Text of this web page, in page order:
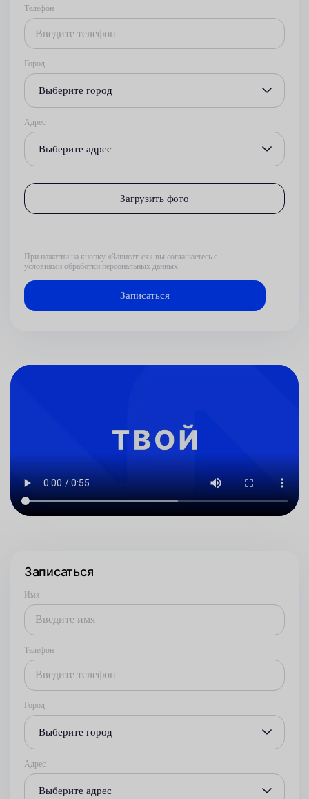
Телефон
Город
Выберите город
Адрес
Выберите адрес
Загрузить фото
При нажатии на кнопку «Записаться» вы соглашаетесь с
условиями обработки персональных данных
Записаться
Имя
Телефон
Город
Выберите город
Адрес
Выберите адрес